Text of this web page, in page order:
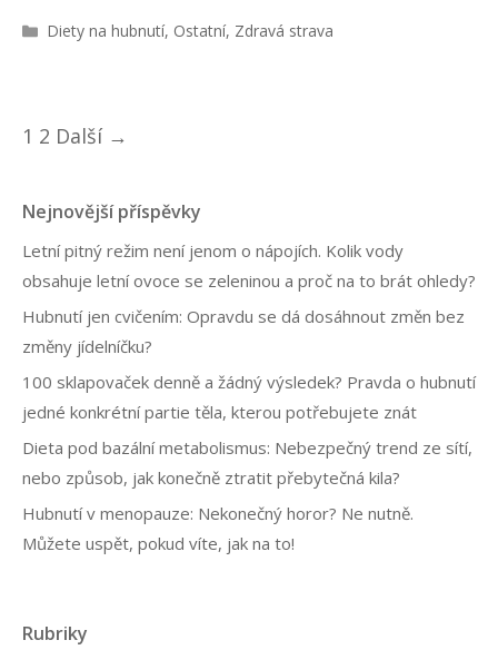
R
k
Diety na hubnutí, Ostatní, Zdravá strava
N
v
i
g
a
c
e
p
ř
í
s
v
1 2 Další →
Nejnovější příspěvky
Letní pitný režim není jenom o nápojích. Kolik vody
obsahuje letní ovoce se zeleninou a proč na to brát ohledy?
Hubnutí jen cvičením: Opravdu se dá dosáhnout změn bez
změny jídelníčku?
100 sklapovaček denně a žádný výsledek? Pravda o hubnutí
jedné konkrétní partie těla, kterou potřebujete znát
Dieta pod bazální metabolismus: Nebezpečný trend ze sítí,
nebo způsob, jak konečně ztratit přebytečná kila?
Hubnutí v menopauze: Nekonečný horor? Ne nutně.
Můžete uspět, pokud víte, jak na to!
Rubriky